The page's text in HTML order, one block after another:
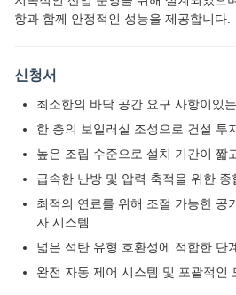
항과 함께 안정적인 성능을 제공합니다.
신청서
최소한의 바닥 공간 요구 사항이있
한 층의 보일러실 조성으로 건설 투
높은 조립 수준으로 설치 기간이 짧
급속한 난방 및 압력 축적을 위한
최적의 연료를 위해 조절 가능한 공
자 시스템
넓은 석탄 유형 호환성에 적합한 단
완전 자동 제어 시스템 및 포괄적인